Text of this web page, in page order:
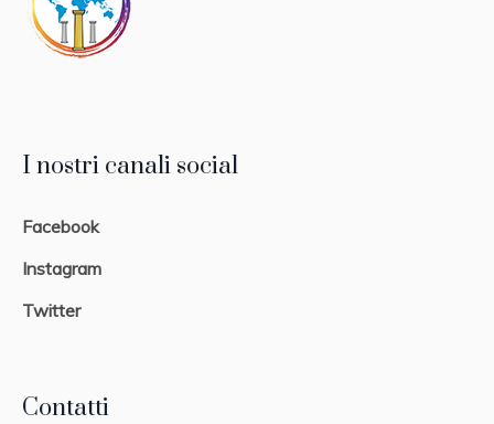
I nostri canali social
Facebook
Instagram
Twitter
Contatti